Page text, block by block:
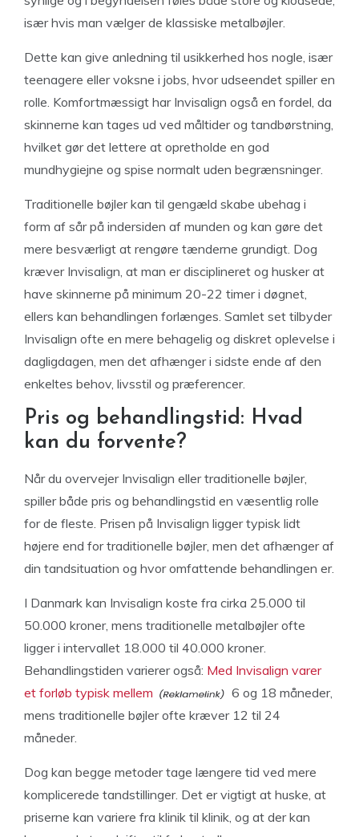
især hvis man vælger de klassiske metalbøjler.
Dette kan give anledning til usikkerhed hos nogle, især
teenagere eller voksne i jobs, hvor udseendet spiller en
rolle. Komfortmæssigt har Invisalign også en fordel, da
skinnerne kan tages ud ved måltider og tandbørstning,
hvilket gør det lettere at opretholde en god
mundhygiejne og spise normalt uden begrænsninger.
Traditionelle bøjler kan til gengæld skabe ubehag i
form af sår på indersiden af munden og kan gøre det
mere besværligt at rengøre tænderne grundigt. Dog
kræver Invisalign, at man er disciplineret og husker at
have skinnerne på minimum 20-22 timer i døgnet,
ellers kan behandlingen forlænges. Samlet set tilbyder
Invisalign ofte en mere behagelig og diskret oplevelse i
dagligdagen, men det afhænger i sidste ende af den
enkeltes behov, livsstil og præferencer.
Pris og behandlingstid: Hvad
kan du forvente?
Når du overvejer Invisalign eller traditionelle bøjler,
spiller både pris og behandlingstid en væsentlig rolle
for de fleste. Prisen på Invisalign ligger typisk lidt
højere end for traditionelle bøjler, men det afhænger af
din tandsituation og hvor omfattende behandlingen er.
I Danmark kan Invisalign koste fra cirka 25.000 til
50.000 kroner, mens traditionelle metalbøjler ofte
ligger i intervallet 18.000 til 40.000 kroner.
Behandlingstiden varierer også: Med Invisalign varer
et forløb typisk mellem
6 og 18 måneder,
mens traditionelle bøjler ofte kræver 12 til 24
måneder.
Dog kan begge metoder tage længere tid ved mere
komplicerede tandstillinger. Det er vigtigt at huske, at
priserne kan variere fra klinik til klinik, og at der kan